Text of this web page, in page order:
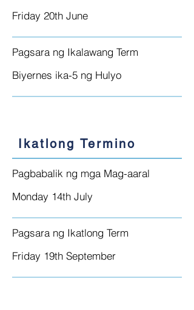
Friday 20th June
Pagsara ng Ikalawang Term
Biyernes ika-5 ng Hulyo
Ikatlong Termino
Pagbabalik ng mga Mag-aaral
Monday 14th July
Pagsara ng Ikatlong Term
Friday 19th September